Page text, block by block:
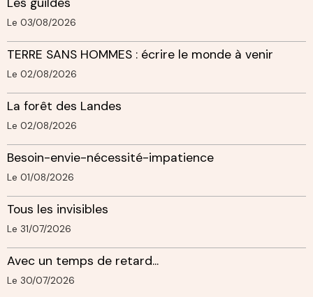
Le 03/08/2026
TERRE SANS HOMMES : écrire le monde à venir
Le 02/08/2026
La forêt des Landes
Le 02/08/2026
Besoin-envie-nécessité-impatience
Le 01/08/2026
Tous les invisibles
Le 31/07/2026
Avec un temps de retard...
Le 30/07/2026